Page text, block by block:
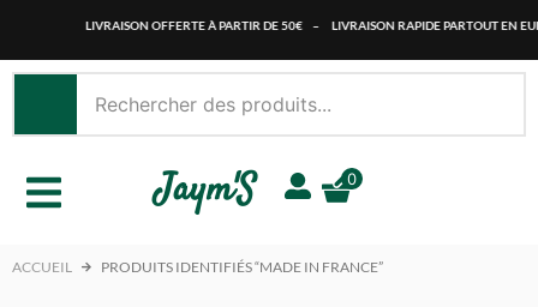
contenu
LIVRAISON OFFERTE À PARTIR DE 50€ – LIVRAISON RAPIDE PARTOUT EN EUROPE
Jaym'S 0
ACCUEIL PRODUITS IDENTIFIÉS “MADE IN FRANCE”